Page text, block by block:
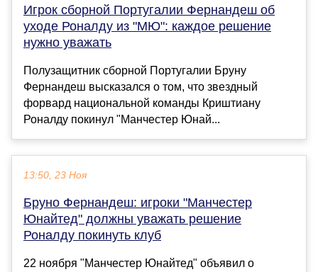
Игрок сборной Португалии Фернандеш об
уходе Роналду из "МЮ": каждое решение
нужно уважать
Полузащитник сборной Португалии Бруну
Фернандеш высказался о том, что звездный
форвард национальной команды Криштиану
Роналду покинул "Манчестер Юнай...
13:50, 23 Ноя
Бруно Фернандеш: игроки "Манчестер
Юнайтед" должны уважать решение
Роналду покинуть клуб
22 ноября "Манчестер Юнайтед" объявил о